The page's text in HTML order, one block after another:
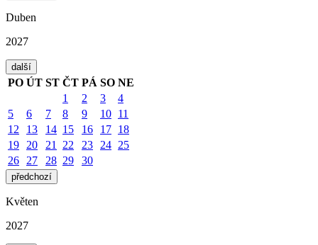
Duben
2027
další
PO ÚT ST ČT PÁ SO NE
1
2 3
4
5
6 7 8 9 10 11
12
13 14 15 16 17 18
19 20 21 22 23 24 25
26 27 28 29 30
předchozí
Květen
2027